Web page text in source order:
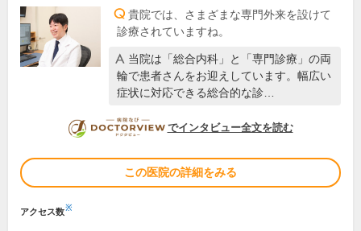
貴院では、さまざまな専門外来を設けて
診療されていますね。
当院は「総合内科」と「専門診療」の両
輪で患者さんをお迎えしています。幅広い
症状に対応できる総合的な診…
DOCTORVIEW
でインタビュー全文を読む
この医院の詳細をみる
アクセス数※